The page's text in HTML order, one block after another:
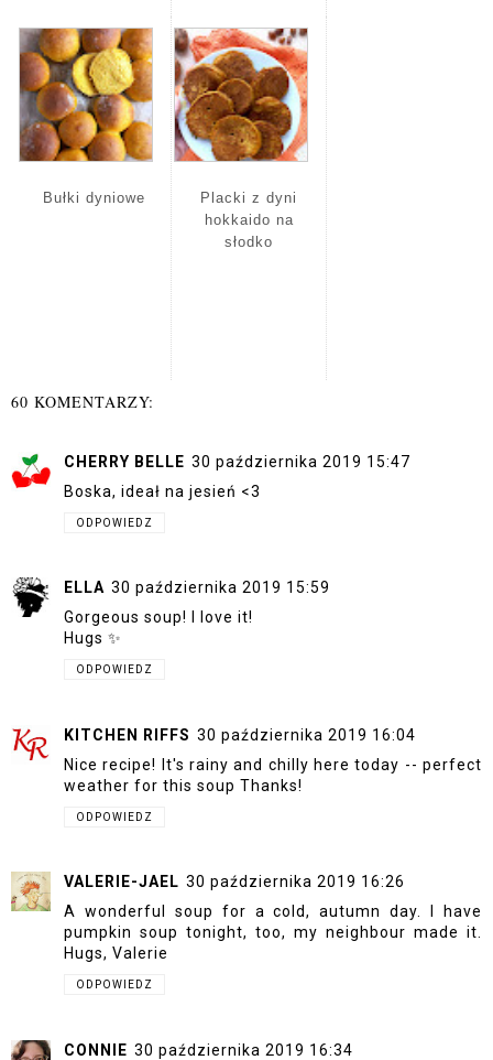
Bułki dyniowe
Placki z dyni
hokkaido na
słodko
60 KOMENTARZY:
CHERRY BELLE 30 października 2019 15:47
Boska, ideał na jesień <3
ODPOWIEDZ
ELLA 30 października 2019 15:59
Gorgeous soup! I love it!
Hugs ✨
ODPOWIEDZ
KITCHEN RIFFS 30 października 2019 16:04
Nice recipe! It's rainy and chilly here today -- perfect
weather for this soup Thanks!
ODPOWIEDZ
VALERIE-JAEL 30 października 2019 16:26
A wonderful soup for a cold, autumn day. I have
pumpkin soup tonight, too, my neighbour made it.
Hugs, Valerie
ODPOWIEDZ
CONNIE 30 października 2019 16:34